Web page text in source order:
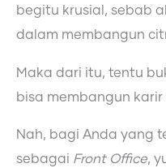
begitu krusial, sebab
dalam membangun
Maka dari itu, tentu
bisa membangun
Nah, bagi Anda yang
sebagai Front Office,